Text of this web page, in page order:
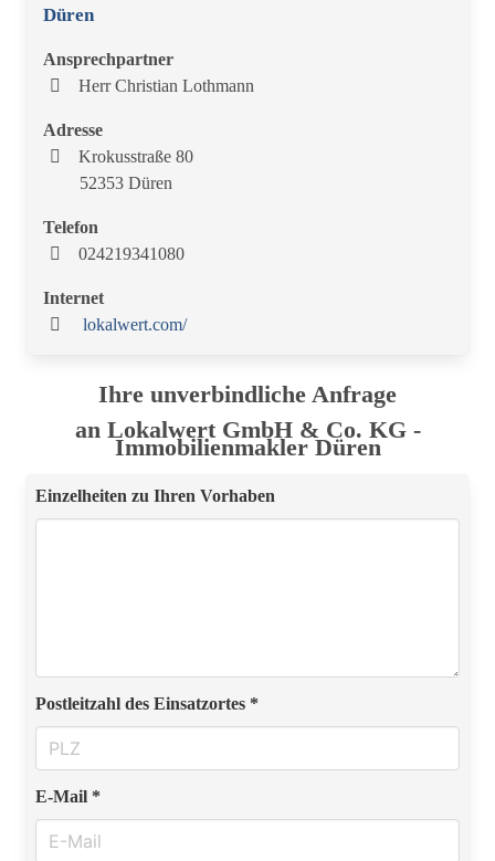
Düren
Ansprechpartner
Herr Christian Lothmann
Adresse
Krokusstraße 80
52353 Düren
Telefon
024219341080
Internet
lokalwert.com/
Ihre unverbindliche Anfrage
an Lokalwert GmbH & Co. KG -
Immobilienmakler Düren
Einzelheiten zu Ihren Vorhaben
Postleitzahl des Einsatzortes *
E-Mail *